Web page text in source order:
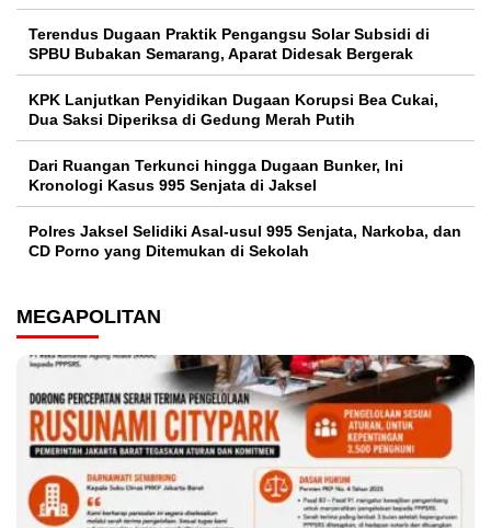
Terendus Dugaan Praktik Pengangsu Solar Subsidi di
SPBU Bubakan Semarang, Aparat Didesak Bergerak
KPK Lanjutkan Penyidikan Dugaan Korupsi Bea Cukai,
Dua Saksi Diperiksa di Gedung Merah Putih
Dari Ruangan Terkunci hingga Dugaan Bunker, Ini
Kronologi Kasus 995 Senjata di Jaksel
Polres Jaksel Selidiki Asal-usul 995 Senjata, Narkoba, dan
CD Porno yang Ditemukan di Sekolah
MEGAPOLITAN